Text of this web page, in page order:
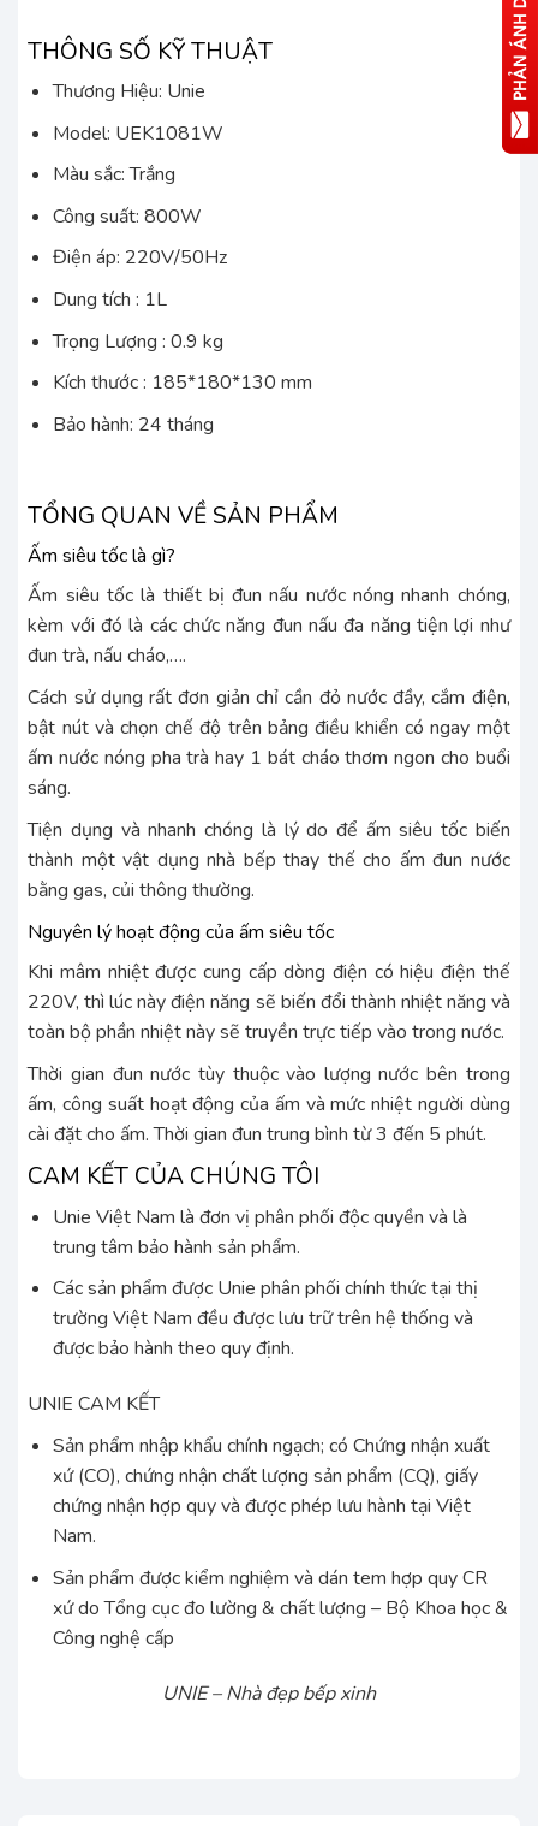
THÔNG SỐ KỸ THUẬT
Thương Hiệu: Unie
Model: UEK1081W
Màu sắc: Trắng
Công suất: 800W
Điện áp: 220V/50Hz
Dung tích : 1L
Trọng Lượng : 0.9 kg
Kích thước : 185*180*130 mm
Bảo hành: 24 tháng
TỔNG QUAN VỀ SẢN PHẨM
Ấm siêu tốc là gì?
Ấm siêu tốc là thiết bị đun nấu nước nóng nhanh chóng,
kèm với đó là các chức năng đun nấu đa năng tiện lợi như
đun trà, nấu cháo,….
Cách sử dụng rất đơn giản chỉ cần đỏ nước đầy, cắm điện,
bật nút và chọn chế độ trên bảng điều khiển có ngay một
ấm nước nóng pha trà hay 1 bát cháo thơm ngon cho buổi
sáng.
Tiện dụng và nhanh chóng là lý do để ấm siêu tốc biến
thành một vật dụng nhà bếp thay thế cho ấm đun nước
bằng gas, củi thông thường.
Nguyên lý hoạt động của ấm siêu tốc
Khi mâm nhiệt được cung cấp dòng điện có hiệu điện thế
220V, thì lúc này điện năng sẽ biến đổi thành nhiệt năng và
toàn bộ phần nhiệt này sẽ truyền trực tiếp vào trong nước.
Thời gian đun nước tùy thuộc vào lượng nước bên trong
ấm, công suất hoạt động của ấm và mức nhiệt người dùng
cài đặt cho ấm. Thời gian đun trung bình từ 3 đến 5 phút.
CAM KẾT CỦA CHÚNG TÔI
Unie Việt Nam là đơn vị phân phối độc quyền và là
trung tâm bảo hành sản phẩm.
Các sản phẩm được Unie phân phối chính thức tại thị
trường Việt Nam đều được lưu trữ trên hệ thống và
được bảo hành theo quy định.
UNIE CAM KẾT
Sản phẩm nhập khẩu chính ngạch; có Chứng nhận xuất
xứ (CO), chứng nhận chất lượng sản phẩm (CQ), giấy
chứng nhận hợp quy và được phép lưu hành tại Việt
Nam.
Sản phẩm được kiểm nghiệm và dán tem hợp quy CR
xứ do Tổng cục đo lường & chất lượng – Bộ Khoa học &
Công nghệ cấp
UNIE – Nhà đẹp bếp xinh